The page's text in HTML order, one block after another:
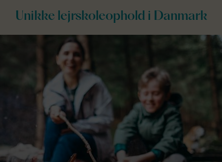
Unikke lejrskoleophold i Danmark